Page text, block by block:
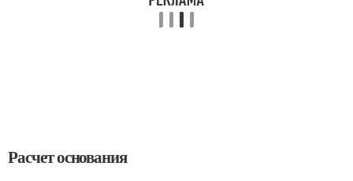
Расчет основания